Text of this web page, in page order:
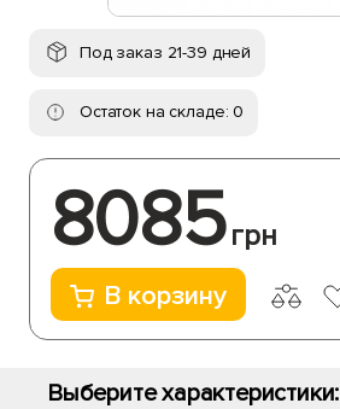
Под заказ 21-39 дней
Остаток на складе: 0
8085грн
В корзину
Выберите характеристики: